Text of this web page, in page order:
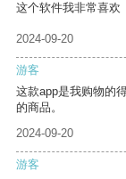
这个软件我非常喜欢
2024-09-20
游客
这款app是我购物的
的商品。
2024-09-20
游客